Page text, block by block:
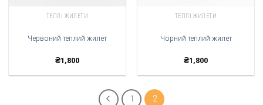
ТЕПЛІ ЖИЛЕТИ
Червоний теплий жилет
₴1,800
ТЕПЛІ ЖИЛЕТИ
Чорний теплий жилет
₴1,800
1 2